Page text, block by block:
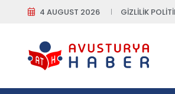
4 AUGUST 2026 GIZLILIK